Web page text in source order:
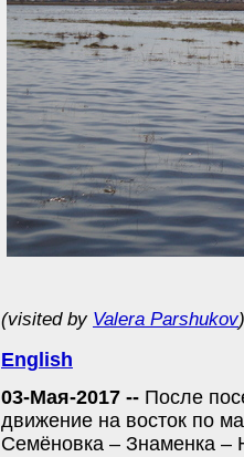
(visited by Valera Parshukov)
English
03-Мая-2017 -- После
движение на восток по
Семёновка – Знаменка